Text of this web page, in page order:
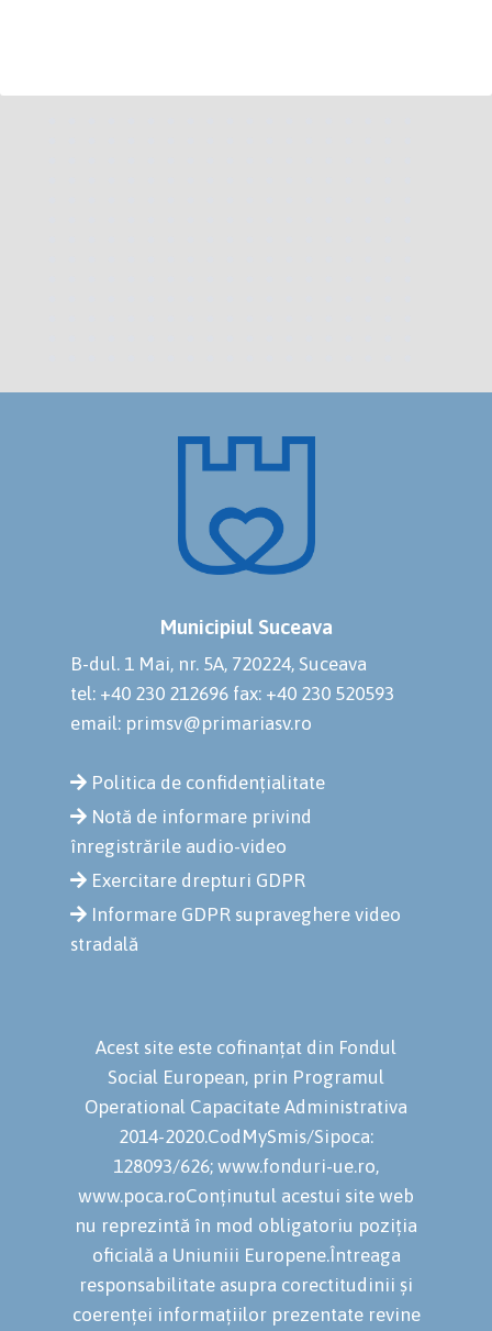
Municipiul Suceava
B-dul. 1 Mai, nr. 5A, 720224, Suceava
tel: +40 230 212696 fax: +40 230 520593
email: primsv@primariasv.ro
Politica de confidențialitate
Notă de informare privind
înregistrările audio-video
Exercitare drepturi GDPR
Informare GDPR supraveghere video
stradală
Acest site este cofinanțat din Fondul
Social European, prin Programul
Operational Capacitate Administrativa
2014-2020.CodMySmis/Sipoca:
128093/626; www.fonduri-ue.ro,
www.poca.roConținutul acestui site web
nu reprezintă în mod obligatoriu poziția
oficială a Uniuniii Europene.Întreaga
responsabilitate asupra corectitudinii și
coerenței informațiilor prezentate revine